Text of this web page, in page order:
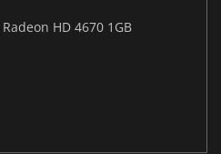
HD 4670 1GB